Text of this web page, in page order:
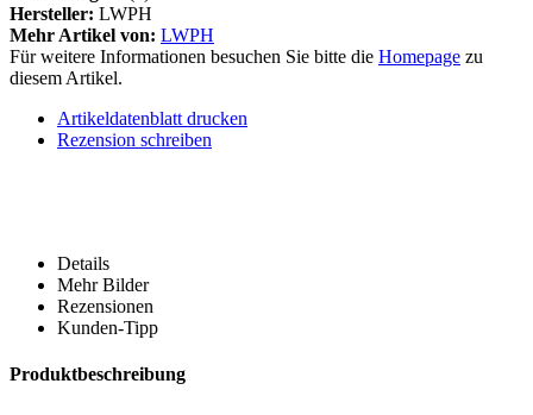
Hersteller: LWPH
Mehr Artikel von: LWPH
Für weitere Informationen besuchen Sie bitte die Homepage zu
diesem Artikel.
Artikeldatenblatt drucken
Rezension schreiben
Details
Mehr Bilder
Rezensionen
Kunden-Tipp
Produktbeschreibung